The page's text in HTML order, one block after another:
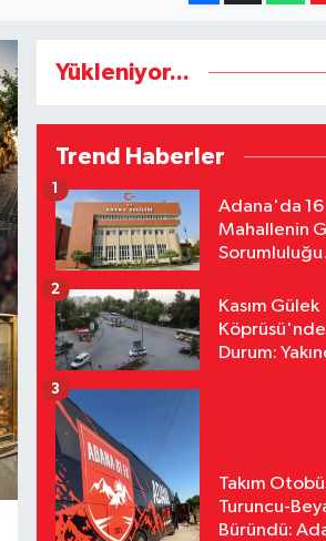
Yükleniyor...
Trend Haberler
Adana'da 16
Mahallenin
Sorumluluğu
1
Kasım Gülek
Köprüsü'nde
Durum:
2
Takım
Turuncu-
Büründü:
3